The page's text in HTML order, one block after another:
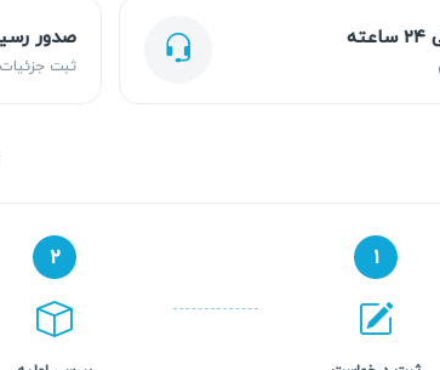
صدور
ثبت
۱ ۲